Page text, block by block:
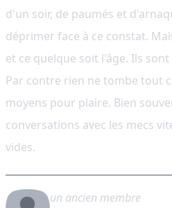
d'un soir, de paumés et
déprimer face à ce constat.
et ce quelque soit l'âge. Ils
Par contre rien ne tombe tout
moyens pour plaire. Bien
conversations avec les mecs
vides.
un ancien membre